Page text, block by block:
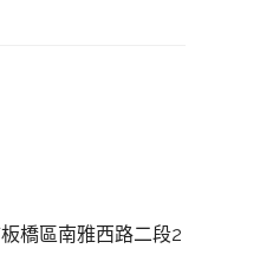
橋區南雅西路二段2